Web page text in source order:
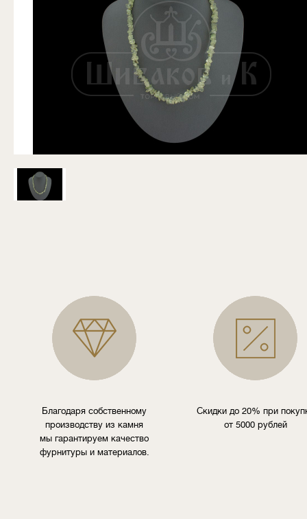
Благодаря собственному
производству из камня
мы гарантируем качество
фурнитуры и материалов.
Скидки до 20% при
от 5000 рублей